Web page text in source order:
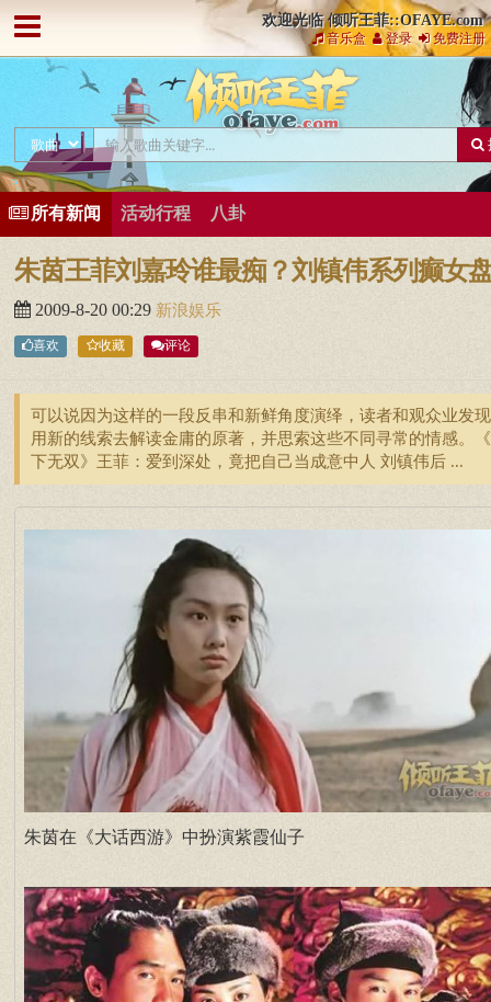
欢迎光临 倾听王菲::OFAYE.com
音乐盒 登录 免费注册
所有新闻 活动行程 八卦
朱茵王菲刘嘉玲谁最痴？刘镇伟系列癫女
2009-8-20 00:29 新浪娱乐
喜欢 收藏 评论
可以说因为这样的一段反串和新鲜角度演绎，读者和观众业发
用新的线索去解读金庸的原著，并思索这些不同寻常的情感。
下无双》王菲：爱到深处，竟把自己当成意中人 刘镇伟后 ...
朱茵在《大话西游》中扮演紫霞仙子